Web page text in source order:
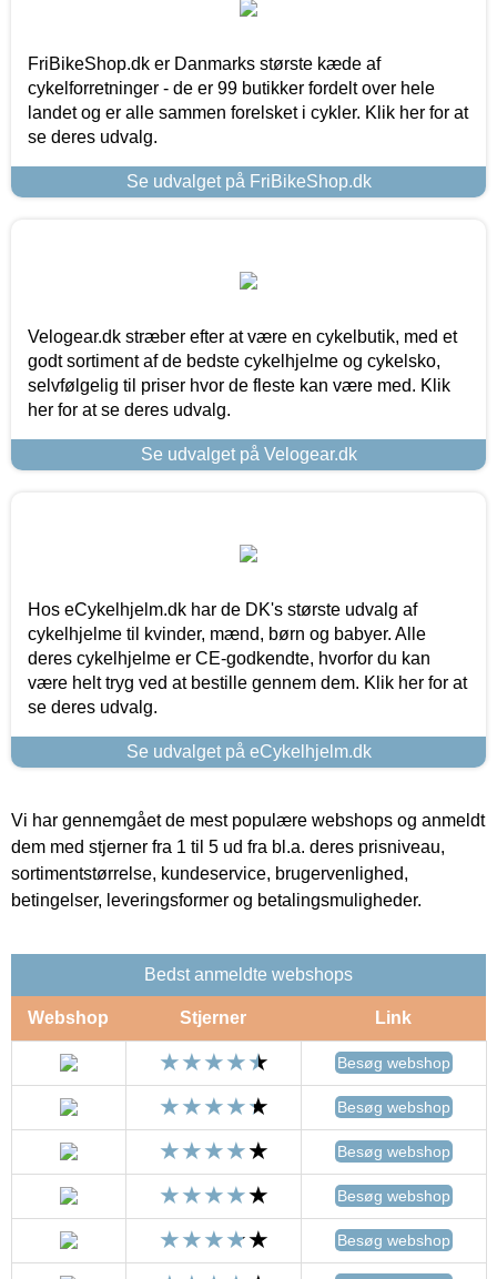
FriBikeShop.dk er Danmarks største kæde af
cykelforretninger - de er 99 butikker fordelt over hele
landet og er alle sammen forelsket i cykler. Klik her for at
se deres udvalg.
Se udvalget på FriBikeShop.dk
Velogear.dk stræber efter at være en cykelbutik, med et
godt sortiment af de bedste cykelhjelme og cykelsko,
selvfølgelig til priser hvor de fleste kan være med. Klik
her for at se deres udvalg.
Se udvalget på Velogear.dk
Hos eCykelhjelm.dk har de DK's største udvalg af
cykelhjelme til kvinder, mænd, børn og babyer. Alle
deres cykelhjelme er CE-godkendte, hvorfor du kan
være helt tryg ved at bestille gennem dem. Klik her for at
se deres udvalg.
Se udvalget på eCykelhjelm.dk
Vi har gennemgået de mest populære webshops og anmeldt
dem med stjerner fra 1 til 5 ud fra bl.a. deres prisniveau,
sortimentstørrelse, kundeservice, brugervenlighed,
betingelser, leveringsformer og betalingsmuligheder.
Bedst anmeldte webshops
Webshop Stjerner Link
Besøg webshop
Besøg webshop
Besøg webshop
Besøg webshop
Besøg webshop